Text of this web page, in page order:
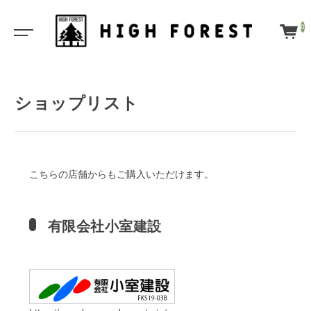
0
ショップリスト
こちらの店舗からもご購入いただけます。
有限会社小室建設